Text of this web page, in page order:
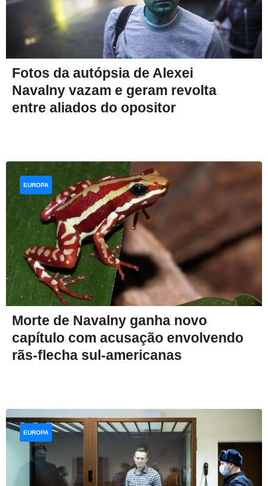
Fotos da autópsia de Alexei
Navalny vazam e geram revolta
entre aliados do opositor
Morte de Navalny ganha novo
capítulo com acusação envolvendo
rãs-flecha sul-americanas
EUROPA
EUROPA